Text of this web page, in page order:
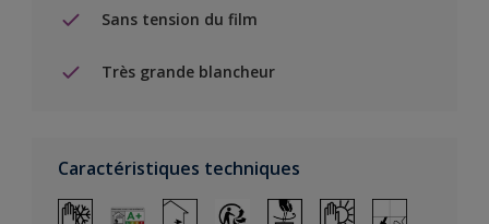
Sans tension du film
Très grande blancheur
Caractéristiques techniques